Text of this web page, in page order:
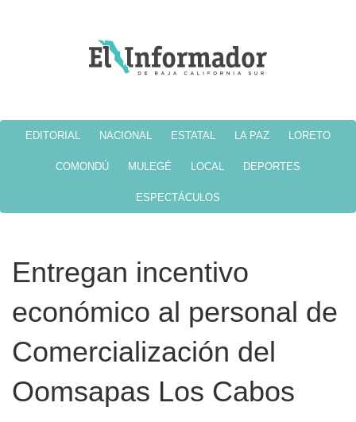
EDITORIAL NACIONAL ESTATAL LA PAZ LORETO
COMONDÚ MULEGÉ LOCAL DEPORTES
ESPECTÁCULOS
Entregan incentivo
económico al personal de
Comercialización del
Oomsapas Los Cabos